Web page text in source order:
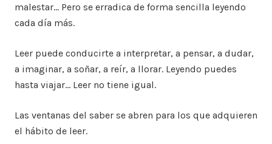
malestar… Pero se erradica de forma sencilla leyendo
cada día más.
Leer puede conducirte a interpretar, a pensar, a dudar,
a imaginar, a soñar, a reír, a llorar. Leyendo puedes
hasta viajar… Leer no tiene igual.
Las ventanas del saber se abren para los que adquieren
el hábito de leer.